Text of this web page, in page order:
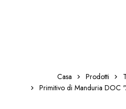
Casa Prodotti
Primitivo di Manduria DOC